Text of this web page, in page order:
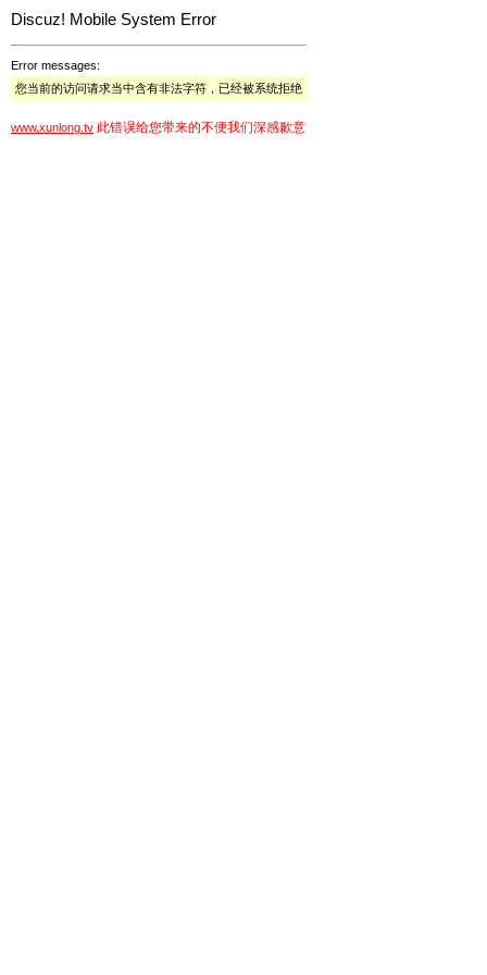
Discuz! Mobile System Error
Error messages:
您当前的访问请求当中含有非法字符，已经被系统拒绝
www.xunlong.tv 此错误给您带来的不便我们深感歉意